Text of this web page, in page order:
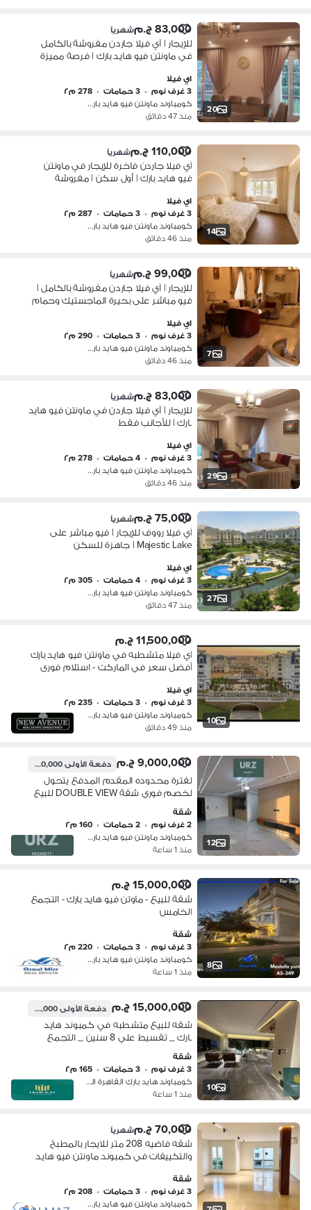
20
83,000 ج.م شهرياً
للإيجار | آي فيلا جاردن مفروشة بالكامل
في ماونتن فيو هايد بارك | فرصة مميزة
اي فيلا
3 غرف نوم
• 3 حمامات • 278 م٢
كومباوند ماونتن فيو هايد بارك، التج…
منذ 47 دقائق
14
110,000 ج.م شهرياً
آي فيلا جاردن فاخرة للإيجار في ماونتن
فيو هايد بارك | أول سكن | مفروشة
اي فيلا
3 غرف نوم
• 3 حمامات • 287 م٢
كومباوند ماونتن فيو هايد بارك، التج…
منذ 46 دقائق
7
99,000 ج.م شهرياً
للإيجار | آي فيلا جاردن مفروشة بالكامل |
فيو مباشر على بحيرة الماجستيك وحمام
اي فيلا
3 غرف نوم
• 3 حمامات • 290 م٢
كومباوند ماونتن فيو هايد بارك، التج…
منذ 46 دقائق
29
83,000 ج.م شهرياً
للإيجار | آي فيلا جاردن في ماونتن فيو هايد
بارك | للأجانب فقط
اي فيلا
3 غرف نوم
• 4 حمامات • 278 م٢
كومباوند ماونتن فيو هايد بارك، التج…
منذ 46 دقائق
27
75,000 ج.م شهرياً
آي فيلا رووف للإيجار | فيو مباشر على
Majestic Lake | جاهزة للسكن
اي فيلا
3 غرف نوم
• 4 حمامات • 305 م٢
كومباوند ماونتن فيو هايد بارك، التج…
منذ 47 دقائق
10
11,500,000 ج.م
اي فيلا متشطبه في ماونتن فيو هايد بارك
أفضل سعر في الماركت - استلام فورى
اي فيلا
3 غرف نوم
• 3 حمامات • 235 م٢
كومباوند ماونتن فيو هايد بارك، التج…
منذ 49 دقائق
12
9,000,000 ج.م دفعة الأولى900,000 ج.م
لفترة محدوده المقدم المدفع يتحول
لخصم فوري شقة DOUBLE VIEW للبيع
ارقي موقع يربط بين القاهرة الجديدة و
مدينة المستقبل دقايق من لاميرادا و
روسيل سيتى
شقة
2 غرف نوم
• 2 حمامات • 160 م٢
كومباوند ماونتن فيو هايد بارك، التج…
منذ 1 ساعة
8
15,000,000 ج.م
شقة للبيع - ماوتن فيو هايد بارك - التجمع
الخامس
شقة
3 غرف نوم
• 3 حمامات • 220 م٢
كومباوند ماونتن فيو هايد بارك، التج…
منذ 1 ساعة
10
15,000,000 ج.م دفعة الأولى1,800,000 ج.م
شقه للبيع متشطبه في كمبوند هايد
بارك _ تقسيط علي 8 سنين _ التجمع
الخامس _ قريب من ماونتن فيو اي سيتي
_ سوديك فليت || Hyde Park
شقة
3 غرف نوم
• 3 حمامات • 165 م٢
كومباوند هايد بارك القاهرة الجديدة،…
منذ 1 ساعة
70,000 ج.م شهرياً
شقه فاضيه 208 متر للايجار بالمطبخ
والتكييفات في كمبوند ماونتن فيو هايد
بالقرب من شارع التسعين الجنوبي
شقة
3 غرف نوم
• 3 حمامات • 208 م٢
كومباوند ماونتن فيو هايد بارك، التج…